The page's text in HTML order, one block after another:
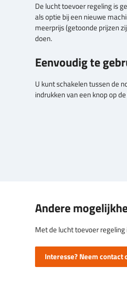
De lucht toevoer regeling is
als optie bij een nieuwe
meerprijs (getoonde prijzen
doen.
Eenvoudig te
U kunt schakelen tussen de
indrukken van een knop op
Andere
Met de lucht toevoer
Interesse? Neem contact